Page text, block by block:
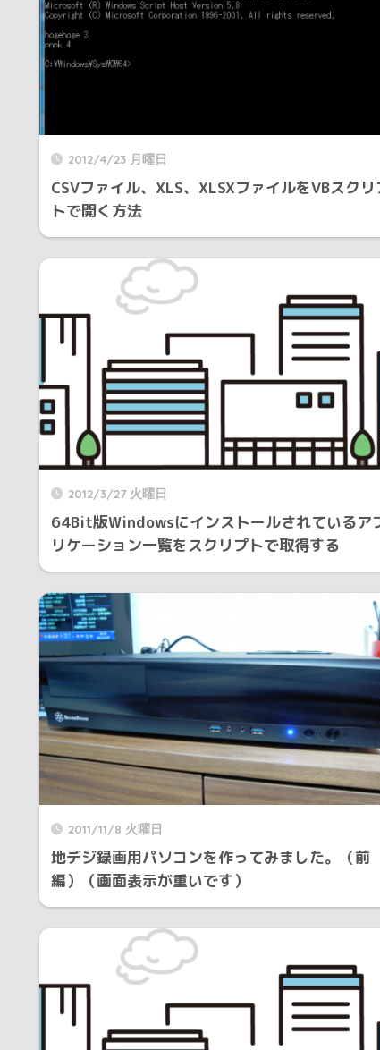
2012/4/23 月曜日
CSVファイル、XLS、XLSXファイルをVBスクリ
トで開く方法
2012/3/27 火曜日
64Bit版Windowsにインストールされているア
リケーション一覧をスクリプトで取得する
2011/11/8 火曜日
地デジ録画用パソコンを作ってみました。（前
編）（画面表示が重いです）